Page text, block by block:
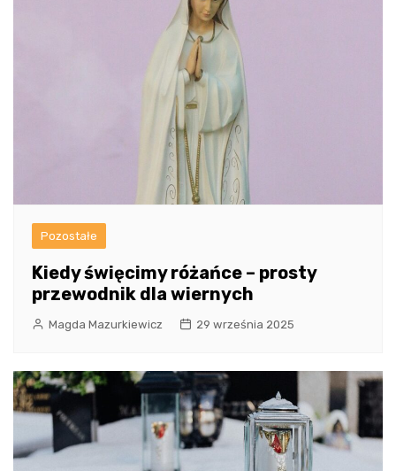
Pozostałe
Kiedy święcimy różańce – prosty
przewodnik dla wiernych
Magda Mazurkiewicz 29 września 2025